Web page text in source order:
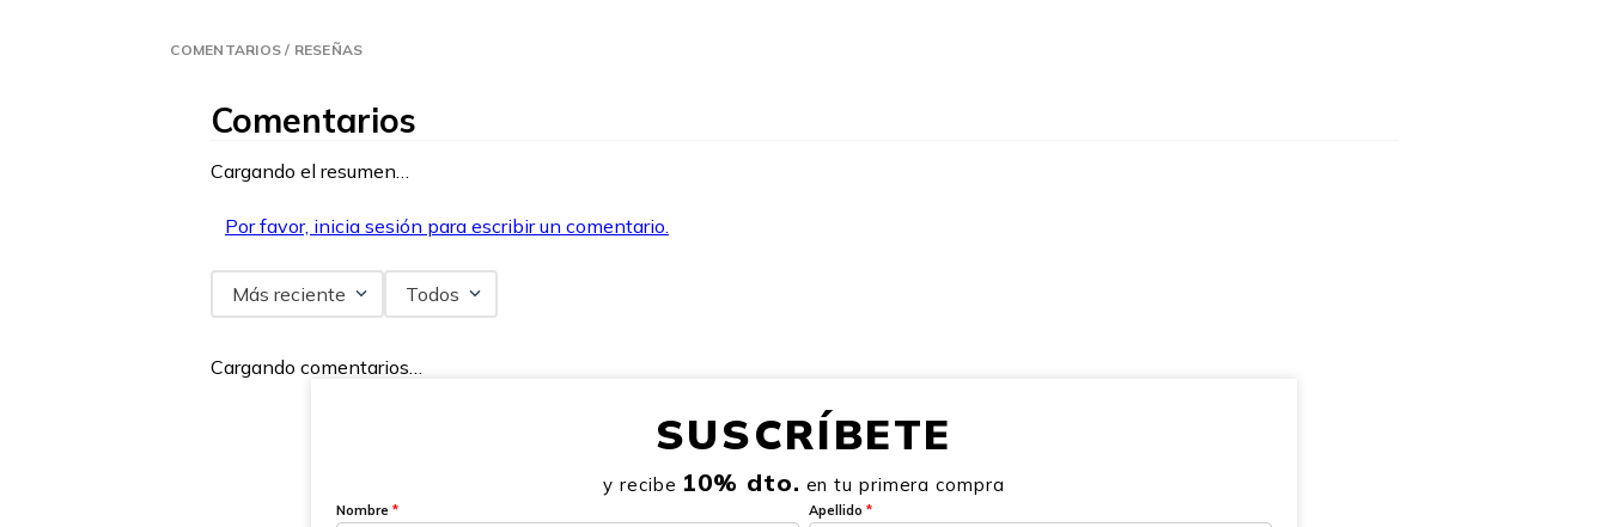
COMENTARIOS / RESEÑAS
Comentarios
Cargando el resumen…
Por favor, inicia sesión para escribir un comentario.
Más reciente Todos
Cargando comentarios…
SUSCRÍBETE
y recibe 10% dto. en tu primera compra
Nombre * Apellido *